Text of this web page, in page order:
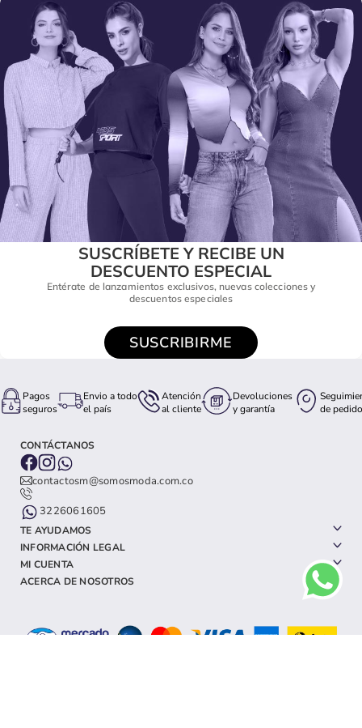
SUSCRÍBETE Y RECIBE UN
DESCUENTO ESPECIAL
Entérate de lanzamientos exclusivos, nuevas colecciones y
descuentos especiales
SUSCRIBIRME
Pagos
seguros
Envio a todo
el país
Atención
al cliente
Devoluciones
y garantía
de pedido
CONTÁCTANOS
contactosm@somosmoda.com.co
3226061605
TE AYUDAMOS
INFORMACIÓN LEGAL
MI CUENTA
ACERCA DE NOSOTROS